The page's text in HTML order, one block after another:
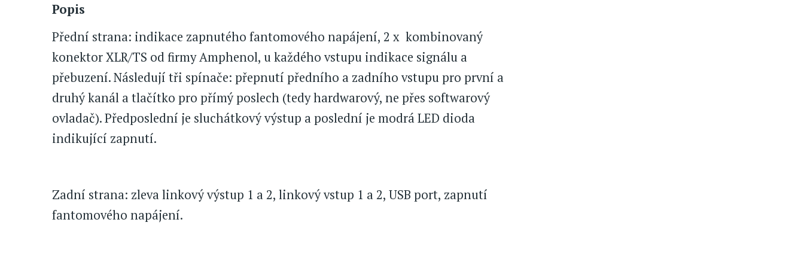
Popis
Přední strana: indikace zapnutého fantomového napájení, 2 x kombinovaný
konektor XLR/TS od firmy Amphenol, u každého vstupu indikace signálu a
přebuzení. Následují tři spínače: přepnutí předního a zadního vstupu pro první a
druhý kanál a tlačítko pro přímý poslech (tedy hardwarový, ne přes softwarový
ovladač). Předposlední je sluchátkový výstup a poslední je modrá LED dioda
indikující zapnutí.
Zadní strana: zleva linkový výstup 1 a 2, linkový vstup 1 a 2, USB port, zapnutí
fantomového napájení.